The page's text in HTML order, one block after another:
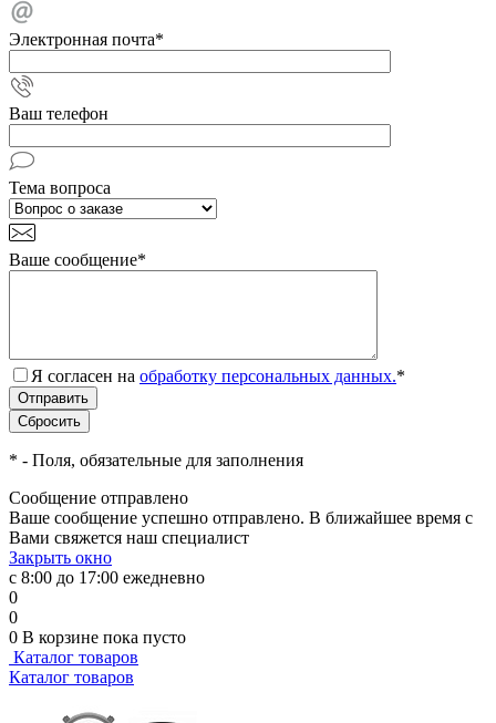
Электронная почта*
Ваш телефон
Тема вопроса
Ваше сообщение*
Я согласен на обработку персональных данных.*
* - Поля, обязательные для заполнения
Сообщение отправлено
Ваше сообщение успешно отправлено. В ближайшее время с
Вами свяжется наш специалист
Закрыть окно
с 8:00 до 17:00 ежедневно
0
0
0 В корзине пока пусто
Каталог товаров
Каталог товаров